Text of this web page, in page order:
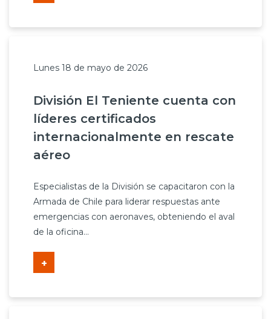
Lunes 18 de mayo de 2026
División El Teniente cuenta con
líderes certificados
internacionalmente en rescate
aéreo
Especialistas de la División se capacitaron con la
Armada de Chile para liderar respuestas ante
emergencias con aeronaves, obteniendo el aval
de la oficina...
+